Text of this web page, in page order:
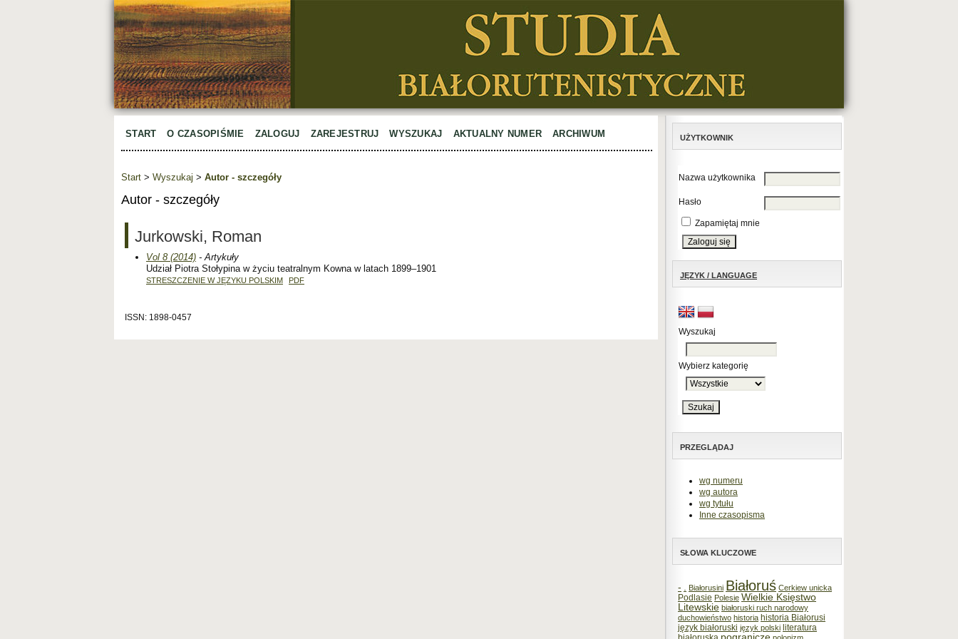
UŻYTKOWNIK
Nazwa użytkownika
Hasło
Zapamiętaj mnie
JĘZYK / LANGUAGE
Wyszukaj
Wybierz kategorię
PRZEGLĄDAJ
wg numeru
wg autora
wg tytułu
Inne czasopisma
SŁOWA KLUCZOWE
- . Białorusini Białoruś Cerkiew unicka
Podlasie Polesie Wielkie Księstwo
Litewskie białoruski ruch narodowy
duchowieństwo historia historia Białorusi
język białoruski język polski literatura
START O CZASOPIŚMIE ZALOGUJ ZAREJESTRUJ WYSZUKAJ AKTUALNY NUMER ARCHIWUM
Start > Wyszukaj > Autor - szczegóły
Autor - szczegóły
Jurkowski, Roman
Vol 8 (2014) - Artykuły
Udział Piotra Stołypina w życiu teatralnym Kowna w latach 1899–1901
STRESZCZENIE W JĘZYKU POLSKIM PDF
ISSN: 1898-0457